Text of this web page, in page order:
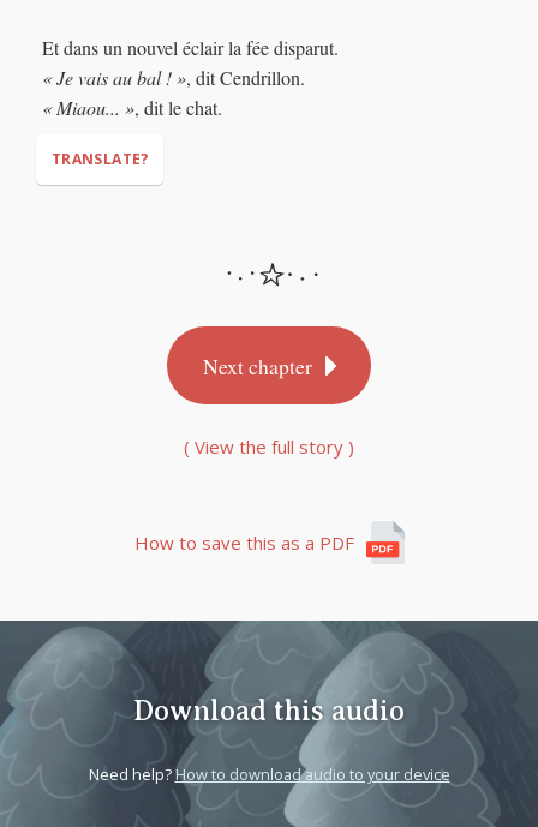
home by midnight! When the clock chimes twelve, your dress
will turn back into rags, and your carriage will turn back into
a pumpkin.
Et dans un nouvel éclair la fée disparut.
« Je vais au bal ! », dit Cendrillon.
« Miaou... », dit le chat.
TRANSLATE?
Next chapter
( View the full story )
How to save this as a PDF
Download this audio
Need help?How to download audio to your device